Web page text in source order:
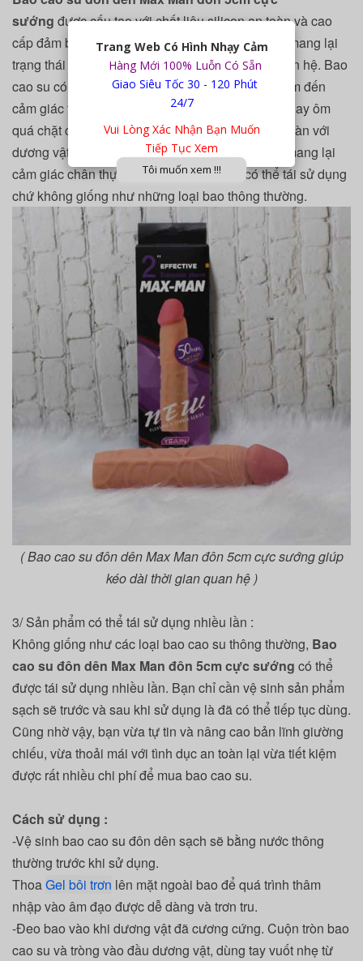
sướng được cấu tạo với chất liệu silicon an toàn và cao
cấp đảm bảo độ mềm mịn, đàn hồi hoàn hảo để mang lại
trạng thái cảm xúc đạt cực đỉnh khi tiến hành quan hệ. Bao
cao su có thể co giãn theo dương vật của bạn đem đến
cảm giác thoải mái khi mang mà không bị gò bó hay ôm
quá chặt cậu bé. Chất liệu silicon hoàn toàn an toàn với
dương vật thật hay khi tiếp xúc với cô bé và còn mang lại
cảm giác chân thực. Đặc biệt, sản phẩm có thể tái sử dụng
chứ không giống như những loại bao thông thường.
( Bao cao su đôn dên Max Man đôn 5cm cực sướng giúp
kéo dài thời gian quan hệ )
3/ Sản phẩm có thể tái sử dụng nhiều lần :
Không giống như các loại bao cao su thông thường, Bao
cao su đôn dên Max Man đôn 5cm cực sướng có thể
được tái sử dụng nhiều lần. Bạn chỉ cần vệ sinh sản phẩm
sạch sẽ trước và sau khi sử dụng là đã có thể tiếp tục dùng.
Cũng nhờ vậy, bạn vừa tự tin và nâng cao bản lĩnh giường
chiếu, vừa thoải mái với tình dục an toàn lại vừa tiết kiệm
được rất nhiều chi phí để mua bao cao su.
Cách sử dụng :
-Vệ sinh bao cao su đôn dên sạch sẽ bằng nước thông
thường trước khi sử dụng.
Thoa Gel bôi trơn lên mặt ngoài bao để quá trình thâm
nhập vào âm đạo được dễ dàng và trơn tru.
-Đeo bao vào khi dương vật đã cương cứng. Cuộn tròn bao
cao su và tròng vào đầu dương vật, dùng tay vuốt nhẹ từ
Trang Web Có Hình Nhạy Cảm
Hàng Mới 100% Luỗn Có Sẵn
Giao Siêu Tốc 30 - 120 Phút
24/7
Vui Lòng Xác Nhận Bạn Muốn
Tiếp Tục Xem
Tôi muốn xem !!!